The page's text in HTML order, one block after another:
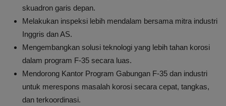
skuadron garis depan.
Melakukan inspeksi lebih mendalam bersama mitra industri
Inggris dan AS.
Mengembangkan solusi teknologi yang lebih tahan korosi
dalam program F-35 secara luas.
Mendorong Kantor Program Gabungan F-35 dan industri
untuk merespons masalah korosi secara cepat, tangkas,
dan terkoordinasi.